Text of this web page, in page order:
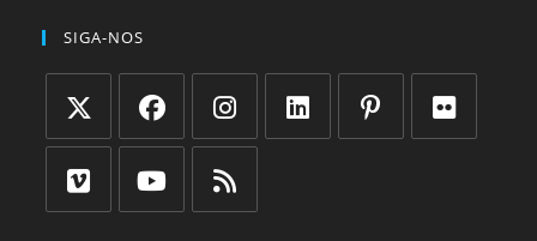
SIGA-NOS
Abre
uma
Abre
em
uma
Abre
em
uma